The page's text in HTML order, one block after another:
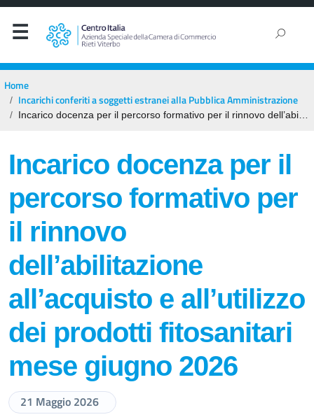
Home
Incarichi conferiti a soggetti estranei alla Pubblica Amministrazione
Incarico docenza per il percorso formativo per il rinnovo dell’abilitazione all’acquisto e all’utilizzo dei prodotti fitosanitari mese giugno 2026
Incarico docenza per il
percorso formativo per
il rinnovo
dell’abilitazione
all’acquisto e all’utilizzo
dei prodotti fitosanitari
mese giugno 2026
21 Maggio 2026